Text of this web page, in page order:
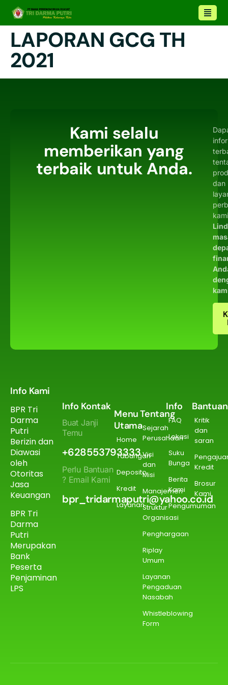
LAPORAN GCG TH
2021
Kami selalu
memberikan yang
terbaik untuk Anda.
dan
Info Kami
BPR Tri
Darma
Putri
Berizin dan
Diawasi
oleh
Otoritas
Jasa
Keuangan
BPR Tri
Darma
Putri
Merupakan
Bank
Peserta
Penjaminan
LPS
Info Kontak
Buat Janji
Temu
+628553793333
Perlu Bantuan
? Email Kami
bpr_tridarmaputri@yahoo.co.id
Menu
Utama
Home
Tabungan
Deposito
Kredit
Layanan
Tentang
Sejarah
Perusahaan
Visi
dan
Misi
Manajemen
Struktur
Organisasi
Penghargaan
Riplay
Umum
Layanan
Pengaduan
Nasabah
Whistleblowing
Form
Info
FAQ
Lokasi
Suku
Bunga
Berita
Kami
Pengumuman
Bantuan
Kritik
dan
saran
Kredit
Brosur
Kami